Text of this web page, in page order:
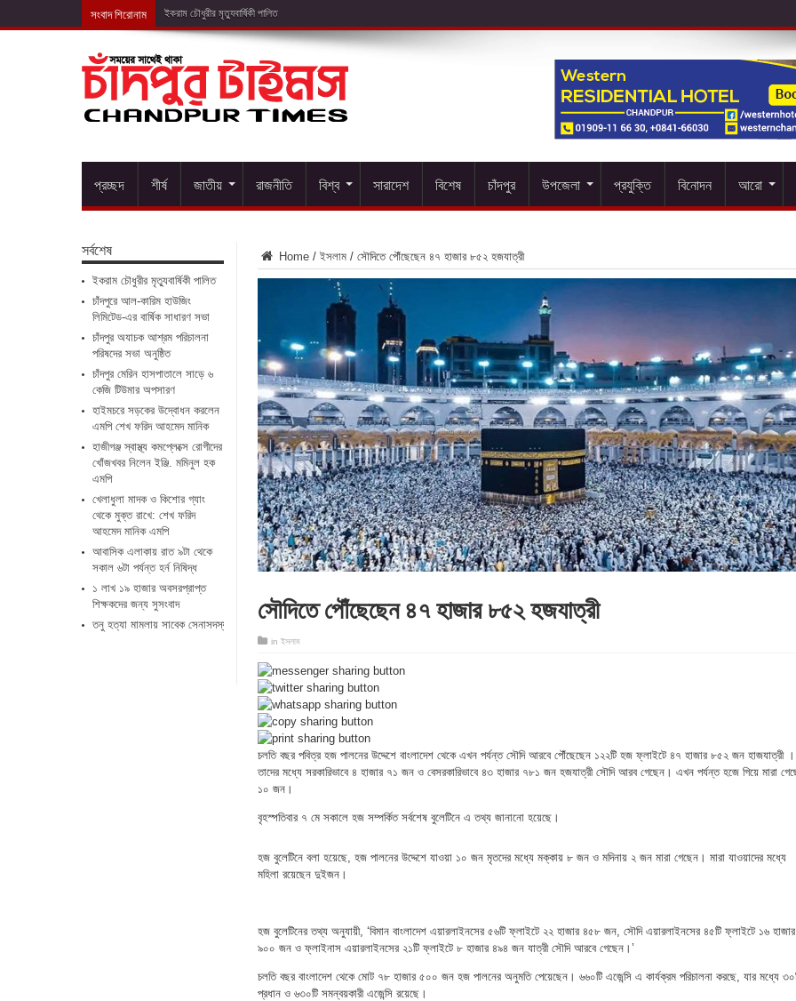
সংবাদ শিরোনাম চাঁদপুরে আল-কারিম
প্রচ্ছদ শীর্ষ জাতীয় রাজনীতি বিশ্ব সারাদেশ বিশেষ চাঁদপুর উপজেলা প্রযুক্তি বিনোদন আরো
Home / ইসলাম / সৌদিতে পৌঁছেছেন ৪৭ হাজার ৮৫২ হজযাত্রী
সৌদিতে পৌঁছেছেন ৪৭ হাজার ৮৫২ হজযাত্রী
in ইসলাম
চলতি বছর পবিত্র হজ পালনের উদ্দেশে বাংলাদেশ থেকে এখন পর্যন্ত সৌদি আরবে পৌঁছেছেন ১২২টি হজ ফ্লাইটে ৪৭ হাজার ৮৫২ জন হাজযাত্রী ।
তাদের মধ্যে সরকারিভাবে ৪ হাজার ৭১ জন ও বেসরকারিভাবে ৪৩ হাজার ৭৮১ জন হজযাত্রী সৌদি আরব গেছেন। এখন পর্যন্ত হজে গিয়ে মারা
১০ জন।
বৃহস্পতিবার ৭ মে সকালে হজ সম্পর্কিত সর্বশেষ বুলেটিনে এ তথ্য জানানো হয়েছে।
হজ বুলেটিনে বলা হয়েছে, হজ পালনের উদ্দেশে যাওয়া ১০ জন মৃতদের মধ্যে মক্কায় ৮ জন ও মদিনায় ২ জন মারা গেছেন। মারা যাওয়াদের মধ্যে
মহিলা রয়েছেন দুইজন।
হজ বুলেটিনের তথ্য অনুযায়ী, ‘বিমান বাংলাদেশ এয়ারলাইনসের ৫৬টি ফ্লাইটে ২২ হাজার ৪৫৮ জন, সৌদি এয়ারলাইনসের ৪৫টি ফ্লাইটে ১৬ হাজার
৯০০ জন ও ফ্লাইনাস এয়ারলাইনসের ২১টি ফ্লাইটে ৮ হাজার ৪৯৪ জন যাত্রী সৌদি আরবে গেছেন।’
চলতি বছর বাংলাদেশ থেকে মোট ৭৮ হাজার ৫০০ জন হজ পালনের অনুমতি পেয়েছেন। ৬৬০টি এজেন্সি এ কার্যক্রম পরিচালনা করছে, যার মধ্যে
প্রধান ও ৬৩০টি সমন্বয়কারী এজেন্সি রয়েছে।
সর্বশেষ
ইকরাম চৌধুরীর মৃত্যুবার্ষিকী পালিত
চাঁদপুরে আল-কারিম হাউজিং
লিমিটেড-এর বার্ষিক সাধারণ সভা
চাঁদপুর অযাচক আশ্রম পরিচালনা
পরিষদের সভা অনুষ্ঠিত
চাঁদপুর মেরিন হাসপাতালে সাড়ে ৬
কেজি টিউমার অপসারণ
হাইমচরে সড়কের উদ্বোধন করলেন
এমপি শেখ ফরিদ আহমেদ মানিক
হাজীগঞ্জ স্বাস্থ্য কমপ্লেক্সে রোগীদের
খোঁজখবর নিলেন ইঞ্জি. মমিনুল হক
এমপি
খেলাধুলা মাদক ও কিশোর গ্যাং
থেকে মুক্ত রাখে: শেখ ফরিদ
আহমেদ মানিক এমপি
আবাসিক এলাকায় রাত ৯টা থেকে
সকাল ৬টা পর্যন্ত হর্ন নিষিদ্ধ
১ লাখ ১৯ হাজার অবসরপ্রাপ্ত
শিক্ষকদের জন্য সুসংবাদ
তনু হত্যা মামলায় সাবেক সেনাসদস্য ফের গ্রেপ্তার